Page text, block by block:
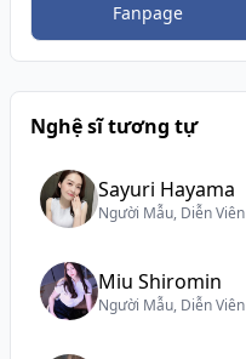
Fanpage
Nghệ sĩ tương tự
Sayuri Hayama
Người Mẫu, Diễn Viên
Miu Shiromin
Người Mẫu, Diễn Viên